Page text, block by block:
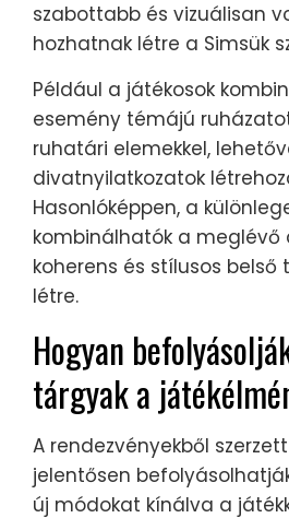
szabottabb és vizuálisan
hozhatnak létre a Simsük
Például a játékosok
esemény témájú
ruhatári elemekkel,
divatnyilatkozatok
Hasonlóképpen, a
kombinálhatók a meglévő
koherens és stílusos belső
létre.
Hogyan
tárgyak a
A rendezvényekből
jelentősen
új módokat kínálva a